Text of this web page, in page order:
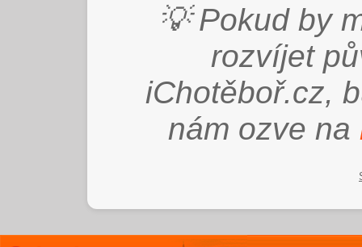
💡 Pokud by
rozvíjet
iChotěboř.cz,
nám ozve na